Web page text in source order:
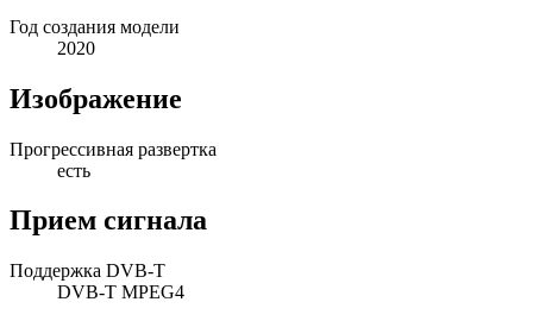
Год создания модели
2020
Изображение
Прогрессивная развертка
есть
Прием сигнала
Поддержка DVB-T
DVB-T MPEG4